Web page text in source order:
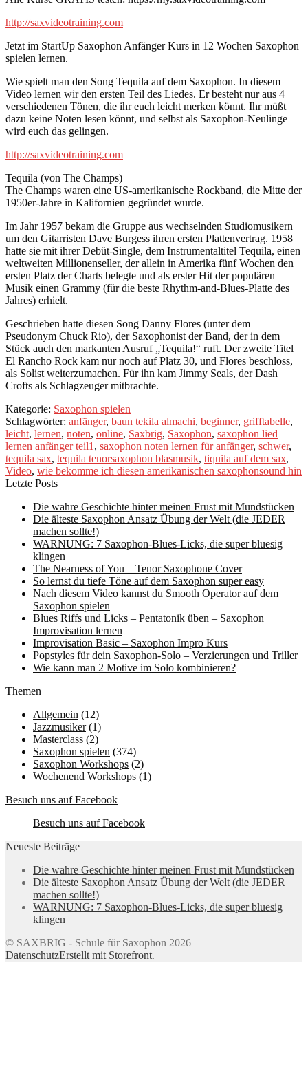
http://saxvideotraining.com
Jetzt im StartUp Saxophon Anfänger Kurs in 12 Wochen Saxophon
spielen lernen.
Wie spielt man den Song Tequila auf dem Saxophon. In diesem
Video lernen wir den ersten Teil des Liedes. Er besteht nur aus 4
verschiedenen Tönen, die ihr euch leicht merken könnt. Ihr müßt
dazu keine Noten lesen könnt, und selbst als Saxophon-Neulinge
wird euch das gelingen.
http://saxvideotraining.com
Tequila (von The Champs)
The Champs waren eine US-amerikanische Rockband, die Mitte der
1950er-Jahre in Kalifornien gegründet wurde.
Im Jahr 1957 bekam die Gruppe aus wechselnden Studiomusikern
um den Gitarristen Dave Burgess ihren ersten Plattenvertrag. 1958
hatte sie mit ihrer Debüt-Single, dem Instrumentaltitel Tequila, einen
weltweiten Millionenseller, der allein in Amerika fünf Wochen den
ersten Platz der Charts belegte und als erster Hit der populären
Musik einen Grammy (für die beste Rhythm-and-Blues-Platte des
Jahres) erhielt.
Geschrieben hatte diesen Song Danny Flores (unter dem
Pseudonym Chuck Rio), der Saxophonist der Band, der in dem
Stück auch den markanten Ausruf „Tequila!“ ruft. Der zweite Titel
El Rancho Rock kam nur noch auf Platz 30, und Flores beschloss,
als Solist weiterzumachen. Für ihn kam Jimmy Seals, der Dash
Crofts als Schlagzeuger mitbrachte.
Kategorie: Saxophon spielen
Schlagwörter: anfänger, baun tekila almachi, beginner, grifftabelle,
leicht, lernen, noten, online, Saxbrig, Saxophon, saxophon lied
lernen anfänger teil1 , saxophon noten lernen für anfänger, schwer,
tequila sax, tequila tenorsaxophon blasmusik, tiquila auf dem sax,
Video, wie bekomme ich diesen amerikanischen saxophonsound hin
Letzte Posts
Die wahre Geschichte hinter meinen Frust mit Mundstücken
Die älteste Saxophon Ansatz Übung der Welt (die JEDER
machen sollte!)
WARNUNG: 7 Saxophon-Blues-Licks, die super bluesig
klingen
The Nearness of You – Tenor Saxophone Cover
So lernst du tiefe Töne auf dem Saxophon super easy
Nach diesem Video kannst du Smooth Operator auf dem
Saxophon spielen
Blues Riffs und Licks – Pentatonik üben – Saxophon
Improvisation lernen
Improvisation Basic – Saxophon Impro Kurs
Popstyles für dein Saxophon-Solo – Verzierungen und Triller
Wie kann man 2 Motive im Solo kombinieren?
Themen
Allgemein (12)
Jazzmusiker(1)
Masterclass (2)
Saxophon spielen (374)
Saxophon Workshops (2)
Wochenend Workshops (1)
Besuch uns auf Facebook
Besuch uns auf Facebook
Neueste Beiträge
Die wahre Geschichte hinter meinen Frust mit Mundstücken
Die älteste Saxophon Ansatz Übung der Welt (die JEDER
machen sollte!)
WARNUNG: 7 Saxophon-Blues-Licks, die super bluesig
klingen
© SAXBRIG - Schule für Saxophon 2026
DatenschutzErstellt mit Storefront.